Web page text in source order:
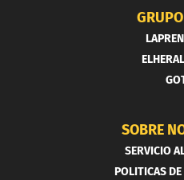
SOBRE
SERVICIO
POLITICAS